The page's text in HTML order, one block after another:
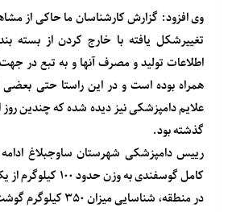
وی افزود: گزارش کارشناسان ما حاکی از
تغییرشکل یافته با خارج کردن از بسته
اطلاعات تولید و مصرف آنها و به تبع در
همراه بوده است و در این راستا حتی بعضی
علایم دامپزشکی نیز دیده شده که چندین روز
گذشته بود.
رییس دامپزشکی شهرستان ساوجبلاغ
کامل گوسفندی به وزن
در منطقه، شناسایی